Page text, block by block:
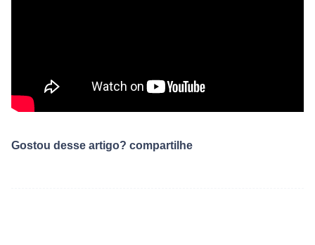
Gostou desse artigo? compartilhe